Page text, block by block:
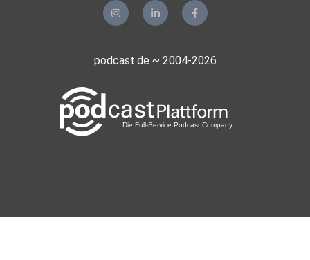
podcast.de ~ 2004-2026